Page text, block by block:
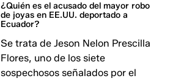
¿Quién es el acusado del mayor robo
de joyas en EE.UU. deportado a
Ecuador?
Se trata de Jeson Nelon Prescilla
Flores, uno de los siete
sospechosos señalados por el